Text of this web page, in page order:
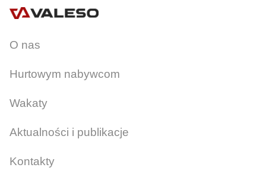
O nas
Hurtowym nabywcom
Wakaty
Aktualności i publikacje
Kontakty